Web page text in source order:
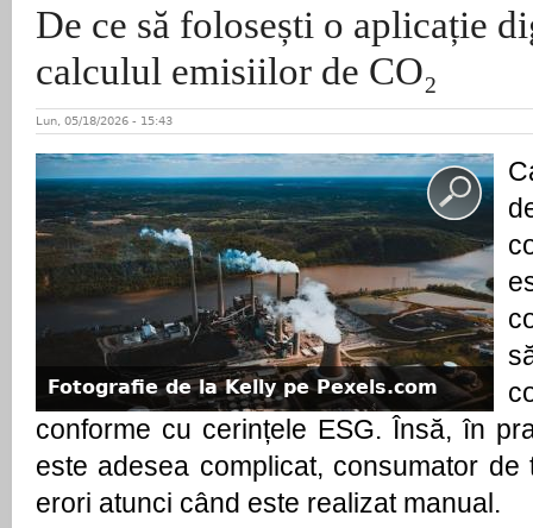
De ce să folosești o aplicație
calculul emisiilor de CO₂
Lun, 05/18/2026 - 15:43
Fotografie de la Kelly pe Pexels.com
conforme cu cerințele ESG. Însă, în
este adesea complicat, consumator
erori atunci când este realizat manual.